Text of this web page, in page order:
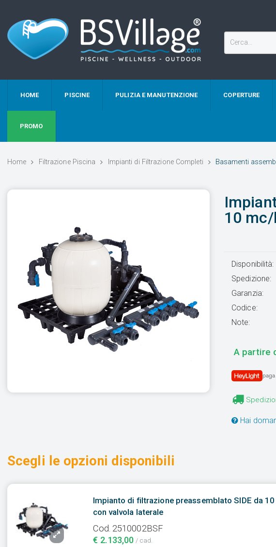
HOME PISCINE PULIZIA E MANUTENZIONE COPERTURE
PROMO
Home Filtrazione Piscina Impianti di Filtrazione Completi Basamenti
10
Disponibilità:
Spedizione:
Garanzia:
Codice:
Note:
A partire
Hai
Scegli le opzioni disponibili
Impianto di filtrazione preassemblato SIDE da
con valvola laterale
Cod. 2510002BSF
€ 2.133,00 / cad.